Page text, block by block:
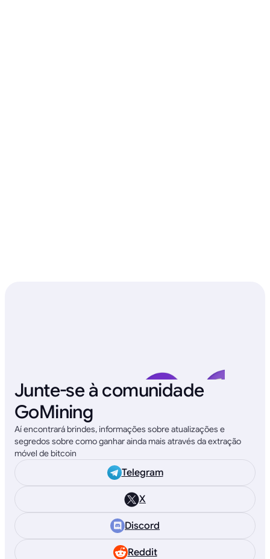
Junte-se à comunidade
GoMining
Aí encontrará brindes, informações sobre atualizações e
segredos sobre como ganhar ainda mais através da extração
móvel de bitcoin
Telegram
X
Discord
Reddit